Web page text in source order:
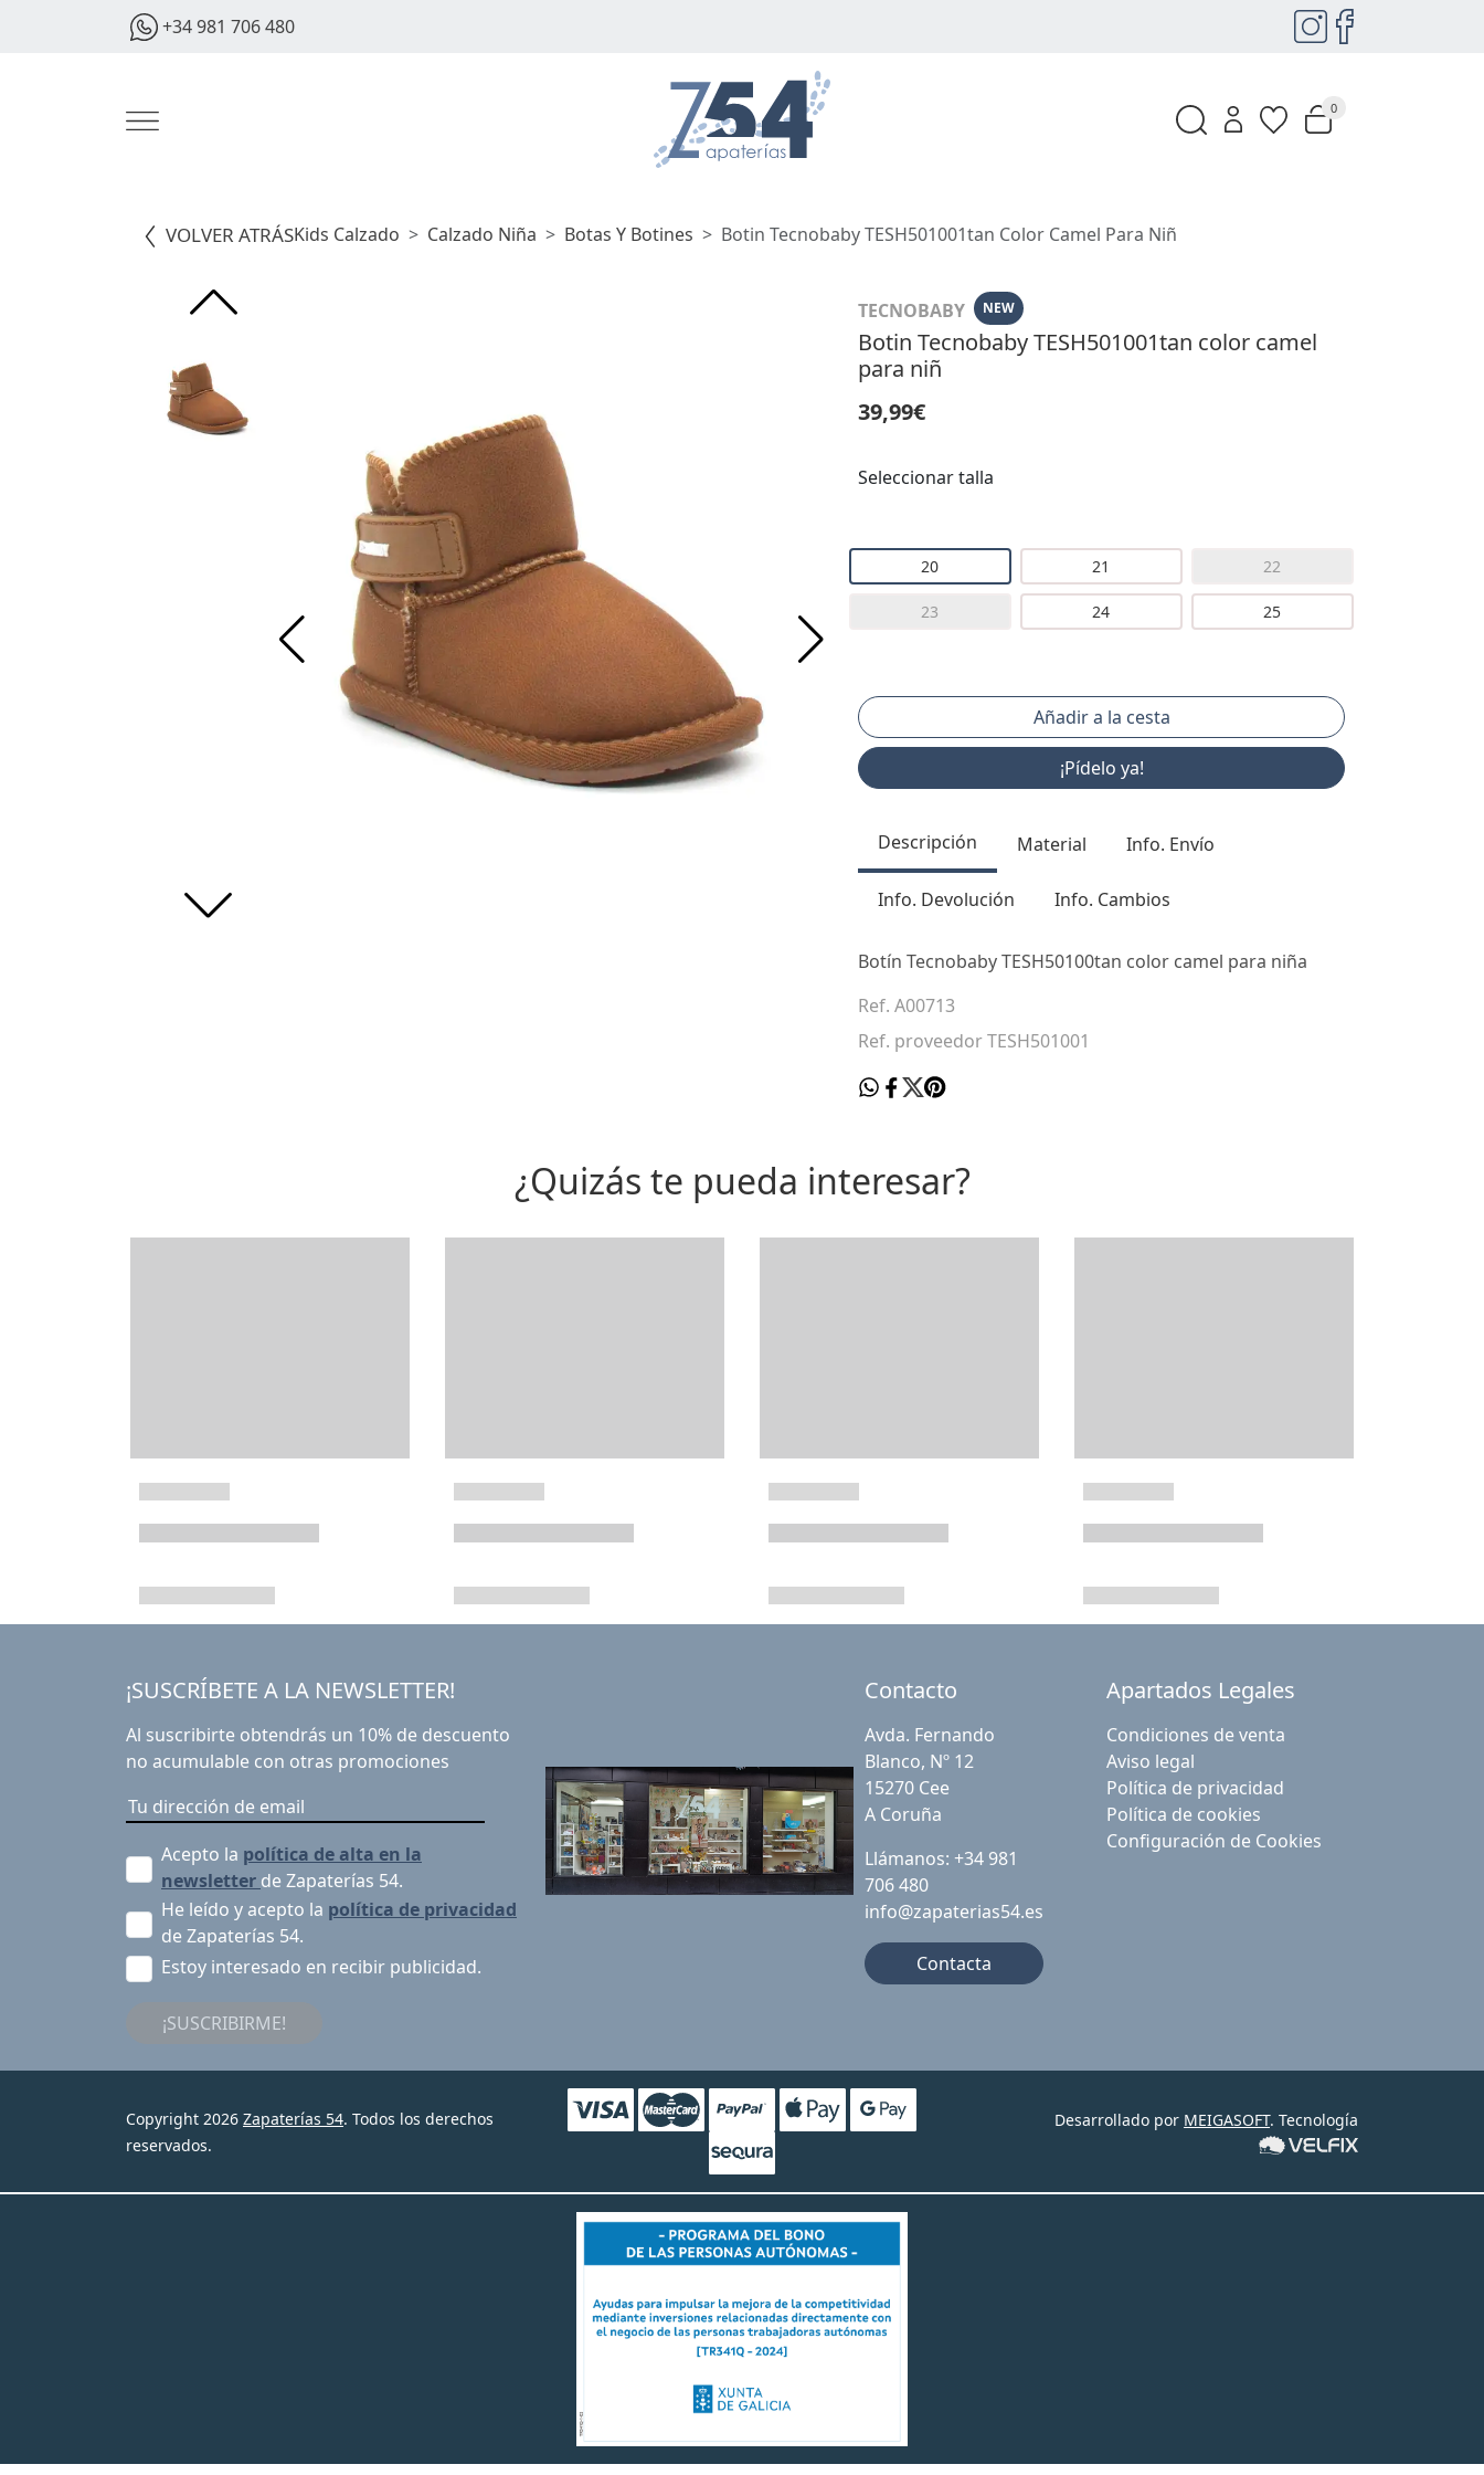
+34 981 706 480
0
VOLVER ATRÁSKids Calzado Calzado Niña Botas Y Botines Botin Tecnobaby TESH501001tan Color Camel Para Niñ
TECNOBABY NEW
Botin Tecnobaby TESH501001tan color camel
para niñ
39,99€
Seleccionar talla
20 21 22
23 24 25
¡Pídelo ya!
Descripción Material Info. Envío
Info. Devolución Info. Cambios
Botín Tecnobaby TESH50100tan color camel para niña
Ref. A00713
Ref. proveedor TESH501001
¿Quizás te pueda interesar?
¡SUSCRÍBETE A LA NEWSLETTER!
Al suscribirte obtendrás un 10% de descuento
no acumulable con otras promociones
Acepto la política de alta en la
newsletter de Zapaterías 54.
He leído y acepto la política de privacidad
de Zapaterías 54.
Estoy interesado en recibir publicidad.
¡SUSCRIBIRME!
Contacto
Avda. Fernando
Blanco, Nº 12
15270 Cee
A Coruña
Llámanos: +34 981
706 480
info@zapaterias54.es
Contacta
Apartados Legales
Condiciones de venta
Aviso legal
Política de privacidad
Política de cookies
Configuración de Cookies
Copyright 2026 Zapaterías 54. Todos los derechos
reservados.
Desarrollado por MEIGASOFT. Tecnología